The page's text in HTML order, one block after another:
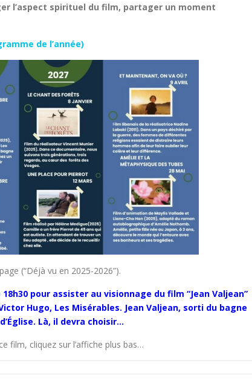
l’aspect spirituel du film, partager un moment
de l’année)
(“Déjà vu en 2025-2026”).
pour assister au visionnage du film “Jean Valjean”
Hugo, Les Misérables. Jean Valjean, sorti du bagne
Là, il devra choisir…
film, cliquez sur l’affiche plus bas…